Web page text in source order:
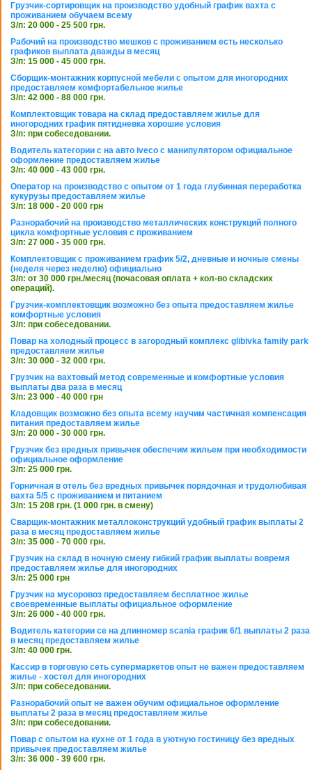
Грузчик-сортировщик на производство удобный график вахта с
проживанием обучаем всему
З/п: 20 000 - 25 500 грн.
Рабочий на производство мешков с проживанием есть несколько
графиков выплата дважды в месяц
З/п: 15 000 - 45 000 грн.
Сборщик-монтажник корпусной мебели с опытом для иногородних
предоставляем комфортабельное жилье
З/п: 42 000 - 88 000 грн.
Комплектовщик товара на склад предоставляем жилье для
иногородних график пятидневка хорошие условия
З/п: при собеседовании.
Водитель категории с на авто iveco с манипулятором официальное
оформление предоставляем жилье
З/п: 40 000 - 43 000 грн.
Оператор на производство с опытом от 1 года глубинная переработка
кукурузы предоставляем жилье
З/п: 18 000 - 20 000 грн
Разнорабочий на производство металлических конструкций полного
цикла комфортные условия с проживанием
З/п: 27 000 - 35 000 грн.
Комплектовщик с проживанием график 5/2, дневные и ночные смены
(неделя через неделю) официально
З/п: от 30 000 грн./месяц (почасовая оплата + кол-во складских
операций).
Грузчик-комплектовщик возможно без опыта предоставляем жилье
комфортные условия
З/п: при собеседовании.
Повар на холодный процесс в загородный комплекс glibivka family park
предоставляем жилье
З/п: 30 000 - 32 000 грн.
Грузчик на вахтовый метод современные и комфортные условия
выплаты два раза в месяц
З/п: 23 000 - 40 000 грн
Кладовщик возможно без опыта всему научим частичная компенсация
питания предоставляем жилье
З/п: 20 000 - 30 000 грн.
Грузчик без вредных привычек обеспечим жильем при необходимости
официальное оформление
З/п: 25 000 грн.
Горничная в отель без вредных привычек порядочная и трудолюбивая
вахта 5/5 с проживанием и питанием
З/п: 15 208 грн. (1 000 грн. в смену)
Сварщик-монтажник металлоконструкций удобный график выплаты 2
раза в месяц предоставляем жилье
З/п: 35 000 - 70 000 грн.
Грузчик на склад в ночную смену гибкий график выплаты вовремя
предоставляем жилье для иногородних
З/п: 25 000 грн
Грузчик на мусоровоз предоставляем бесплатное жилье
своевременные выплаты официальное оформление
З/п: 26 000 - 40 000 грн.
Водитель категории се на длинномер scania график 6/1 выплаты 2 раза
в месяц предоставляем жилье
З/п: 40 000 грн.
Кассир в торговую сеть супермаркетов опыт не важен предоставляем
жилье - хостел для иногородних
З/п: при собеседовании.
Разнорабочий опыт не важен обучим официальное оформление
выплаты 2 раза в месяц предоставляем жилье
З/п: при собеседовании.
Повар с опытом на кухне от 1 года в уютную гостиницу без вредных
привычек предоставляем жилье
З/п: 36 000 - 39 600 грн.